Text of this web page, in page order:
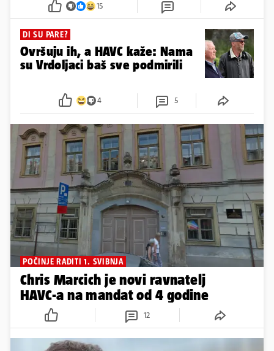
15
DI SU PARE?
Ovršuju ih, a HAVC kaže: Nama
su Vrdoljaci baš sve podmirili
4 5
POČINJE RADITI 1. SVIBNJA
Chris Marcich je novi ravnatelj
HAVC-a na mandat od 4 godine
12